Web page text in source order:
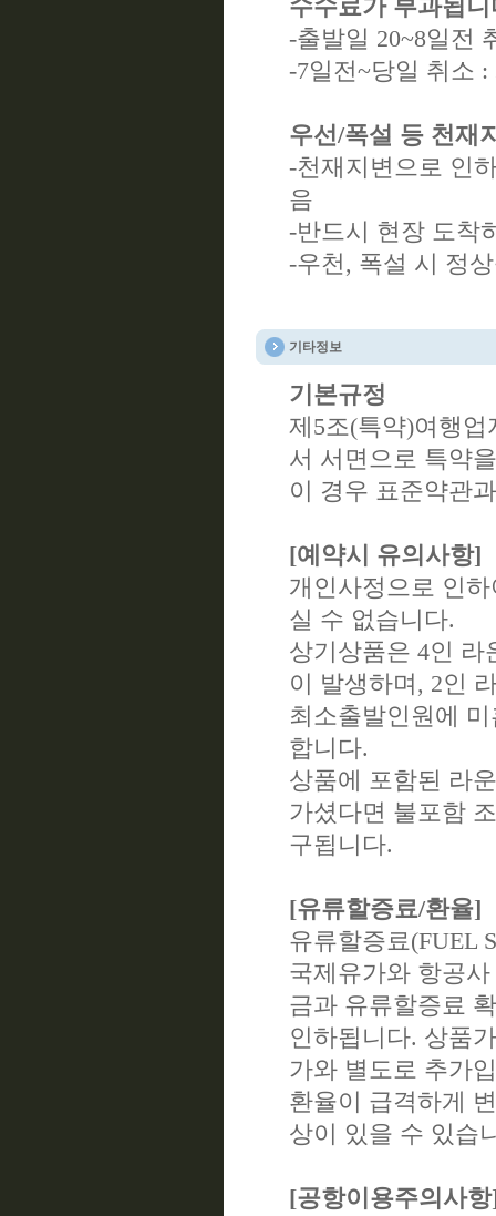
수수료가 부과됩니
-출발일 20~8일전
-7일전~당일 취소
우선/폭설 등 천재
-천재지변으로 인
음
-반드시 현장 도착
-우천, 폭설 시 정
기타정보
기본규정
제5조(특약)여행
서 서면으로 특약
이 경우 표준약관
[예약시 유의사항]
개인사정으로 인
실 수 없습니다.
상기상품은 4인 라
이 발생하며, 2인
최소출발인원에
합니다.
상품에 포함된 라
가셨다면 불포함
구됩니다.
[유류할증료/환율]
유류할증료(FUEL
국제유가와 항공
금과 유류할증료
인하됩니다. 상품
가와 별도로 추가
환율이 급격하게
상이 있을 수 있습
[공항이용주의사